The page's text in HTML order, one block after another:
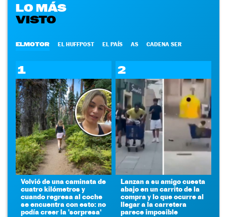
LO MÁS
VISTO
ELMOTOR EL HUFFPOST EL PAÍS AS CADENA SER
1
Volvió de una caminata de
cuatro kilómetros y
cuando regresa al coche
se encuentra con esto: no
podía creer la 'sorpresa'
2
Lanzan a su amigo cuesta
abajo en un carrito de la
compra y lo que ocurre al
llegar a la carretera
parece imposible